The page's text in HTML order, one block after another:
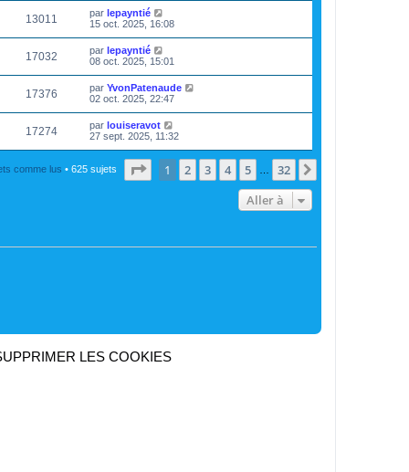
13011 par lepayntié
15 oct. 2025, 16:08
17032 par lepayntié
08 oct. 2025, 15:01
17376 par YvonPatenaude
02 oct. 2025, 22:47
17274 par louiseravot
27 sept. 2025, 11:32
comme lus • 625 sujets Page sur32
1 2 3 4 5 32
Aller à
LES COOKIES